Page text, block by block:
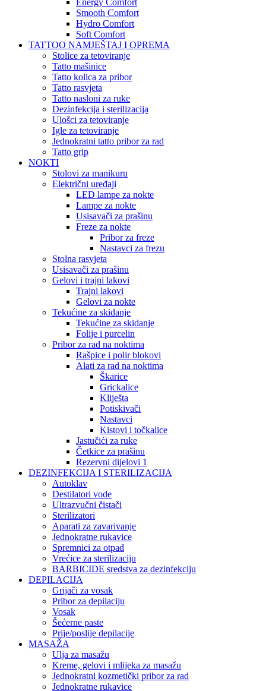
Smooth Comfort
Hydro Comfort
Soft Comfort
TATTOO NAMJEŠTAJ I OPREMA
Stolice za tetoviranje
Tatto mašinice
Tatto kolica za pribor
Tatto rasvjeta
Tatto nasloni za ruke
Dezinfekcija i sterilizacija
Ulošci za tetoviranje
Igle za tetoviranje
Jednokratni tatto pribor za rad
Tatto grip
NOKTI
Stolovi za manikuru
Električni uređaji
LED lampe za nokte
Lampe za nokte
Usisavači za prašinu
Freze za nokte
Pribor za freze
Nastavci za frezu
Stolna rasvjeta
Usisavači za prašinu
Gelovi i trajni lakovi
Trajni lakovi
Gelovi za nokte
Tekućine za skidanje
Tekućine za skidanje
Folije i purcelin
Pribor za rad na noktima
Rašpice i polir blokovi
Alati za rad na noktima
Škarice
Grickalice
Kliješta
Potiskivači
Nastavci
Kistovi i točkalice
Jastučići za ruke
Četkice za prašinu
Rezervni dijelovi 1
DEZINFEKCIJA I STERILIZACIJA
Autoklav
Destilatori vode
Ultrazvučni čistači
Sterilizatori
Aparati za zavarivanje
Jednokratne rukavice
Spremnici za otpad
Vrećice za sterilizaciju
BARBICIDE sredstva za dezinfekciju
DEPILACIJA
Grijači za vosak
Pribor za depilaciju
Vosak
Šećerne paste
Prije/poslije depilacije
MASAŽA
Ulja za masažu
Kreme, gelovi i mlijeka za masažu
Jednokratni kozmetički pribor za rad
Jednokratne rukavice